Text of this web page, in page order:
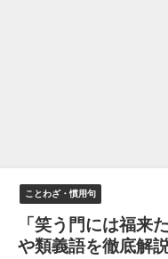
ことわざ・慣用句
「笑う門には福来
や類義語を徹底解説